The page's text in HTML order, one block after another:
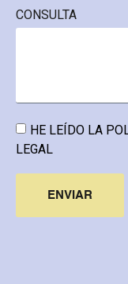
CONSULTA
HE LEÍDO LA
LEGAL
ENVIAR